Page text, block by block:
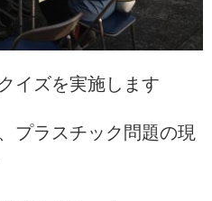
イズを実施します
プラスチック問題の現